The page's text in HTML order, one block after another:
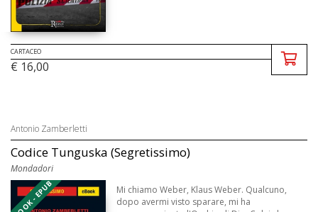
CARTACEO
€ 16,00
Antonio Zamberletti
Codice Tunguska (Segretissimo)
Mondadori
EBOOK - EPUB
Mi chiamo Weber, Klaus Weber. Qualcuno,
dopo avermi visto sparare, mi ha